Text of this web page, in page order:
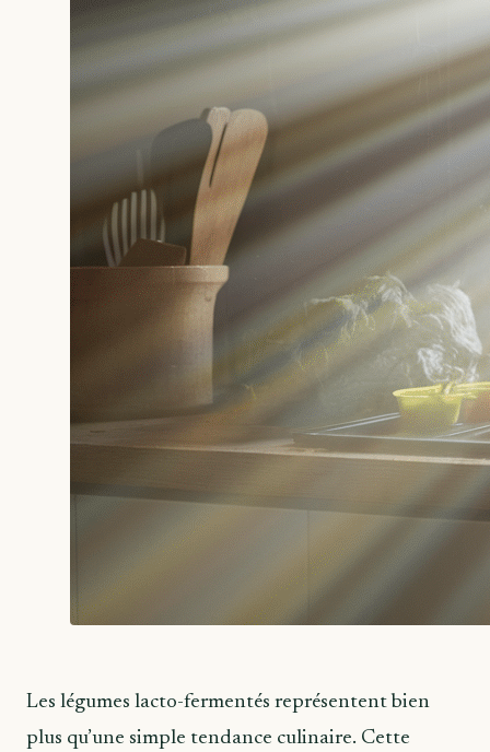
Les légumes lacto-fermentés représentent bien
plus qu’une simple tendance culinaire. Cette